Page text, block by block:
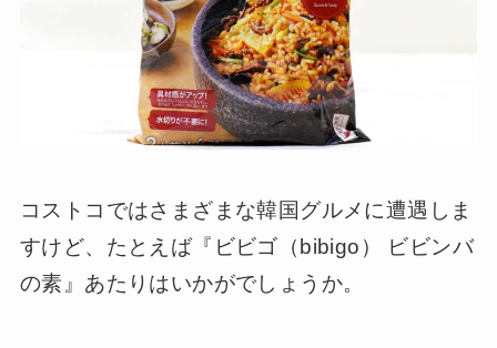
コストコではさまざまな韓国グルメに遭遇しま
すけど、たとえば『ビビゴ（bibigo） ビビンバ
の素』あたりはいかがでしょうか。